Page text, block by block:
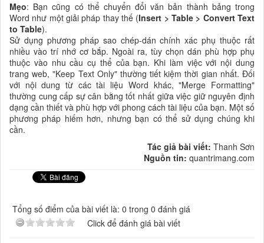
Mẹo: Bạn cũng có thể chuyển đổi văn bản thành bảng trong
Word như một giải pháp thay thế (Insert > Table > Convert Text
to Table).
Sử dụng phương pháp sao chép-dán chính xác phụ thuộc rất
nhiều vào trí nhớ cơ bắp. Ngoài ra, tùy chọn dán phù hợp phụ
thuộc vào nhu cầu cụ thể của bạn. Khi làm việc với nội dung
trang web, "Keep Text Only" thường tiết kiệm thời gian nhất. Đối
với nội dung từ các tài liệu Word khác, "Merge Formatting"
thường cung cấp sự cân bằng tốt nhất giữa việc giữ nguyên định
dạng cần thiết và phù hợp với phong cách tài liệu của bạn. Một số
phương pháp hiếm hơn, nhưng bạn có thể sử dụng chúng khi
cần.
Tác giả bài viết: Thanh Sơn
Nguồn tin: quantrimang.com
Tổng số điểm của bài viết là: 0 trong 0 đánh giá
Click để đánh giá bài viết